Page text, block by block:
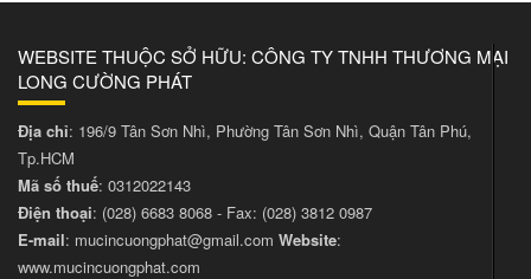
WEBSITE THUỘC SỞ HỮU: CÔNG TY TNHH THƯƠNG MẠI
LONG CƯỜNG PHÁT
Địa chỉ: 196/9 Tân Sơn Nhì, Phường Tân Sơn Nhì, Quận Tân Phú,
Tp.HCM
Mã số thuế: 0312022143
Điện thoại: (028) 6683 8068 - Fax: (028) 3812 0987
E-mail: mucincuongphat@gmail.com Website:
www.mucincuongphat.com